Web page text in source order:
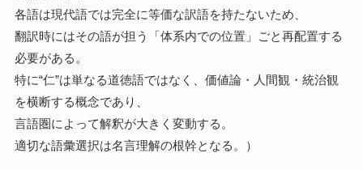
各語は現代語では完全に等価な訳語を持たないため、
翻訳時にはその語が担う「体系内での位置」ごと再配置する
必要がある。
特に“仁”は単なる道徳語ではなく、価値論・人間観・統治観
を横断する概念であり、
言語圏によって解釈が大きく変動する。
適切な語彙選択は名言理解の根幹となる。）